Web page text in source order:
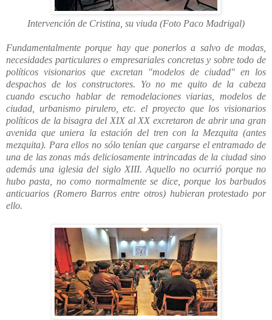
Intervención de Cristina, su viuda (Foto Paco Madrigal)
Fundamentalmente porque hay que ponerlos a salvo de modas,
necesidades particulares o empresariales concretas y sobre todo de
políticos visionarios que excretan "modelos de ciudad" en los
despachos de los constructores. Yo no me quito de la cabeza
cuando escucho hablar de remodelaciones viarias, modelos de
ciudad, urbanismo pirulero, etc. el proyecto que los visionarios
políticos de la bisagra del XIX al XX excretaron de abrir una gran
avenida que uniera la estación del tren con la Mezquita (antes
mezquita). Para ellos no sólo tenían que cargarse el entramado de
una de las zonas más deliciosamente intrincadas de la ciudad sino
además una iglesia del siglo XIII. Aquello no ocurrió porque no
hubo pasta, no como normalmente se dice, porque los barbudos
anticuarios (Romero Barros entre otros) hubieran protestado por
ello.